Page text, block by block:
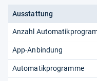
Ausstattung
Anzahl
App-Anbindung
Automatikprogramme